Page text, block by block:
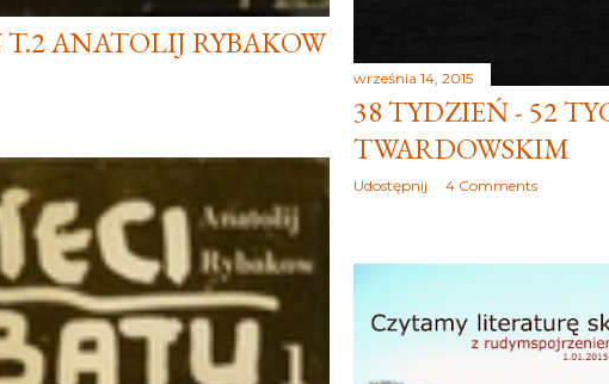
ANATOLIJ RYBAKOW
września 14, 2015
38 TYDZIEŃ - 52
TWARDOWSKIM
Udostępnij 4 Comments